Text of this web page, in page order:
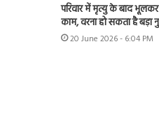
परिवार में मृत्यु के बाद
काम, वरना हो सकता है बड़ा
20 June 2026 - 6:04 PM